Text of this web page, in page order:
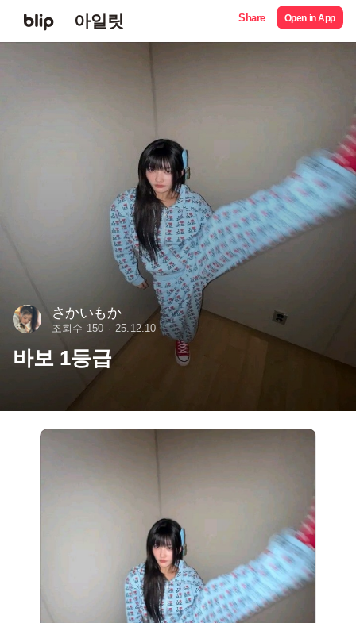
아일릿 Share Open in App
さかいもか
조회수 150 25.12.10
바보 1등급